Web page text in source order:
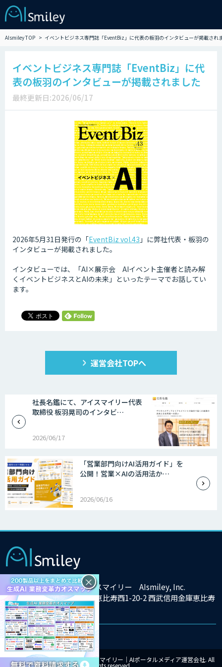
AIsmiley TOP イベントビジネス専門誌「EventBiz」に代表の板羽のインタビューが掲載され
イベントビジネス専門誌「EventBiz」に代
表の板羽のインタビューが掲載されました
最終更新日:2026/06/17
2026年5月31日発行の「EventBiz vol.43 」に弊社代表・板羽の
インタビューが掲載されました。
インタビューでは、「AI×展示会 AIイベント主催者と読み解
くイベントビジネスとAIの未来」といったテーマでお話してい
ます。
運営会社TOPへ
社長名鑑にて、アイスマイリー代表
取締役 板羽晃司のインタビ…
2026/06/17
「営業部門向けAI活用ガイド」を
公開！営業×AIの活用法か…
2026/06/16
株式会社アイスマイリー AIsmiley, Inc.
東京都渋谷区恵比寿西1-20-2 西武信用金庫恵比寿
ビル9F
© Copyright 2025 株式会社アイスマイリー｜AIポータルメディア運営会社. All
×